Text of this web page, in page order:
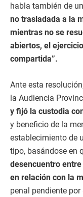
habla también de
no trasladada a la
mientras no se
abiertos, el
compartida”.
Ante esta
la Audiencia
y fijó la custodia
y beneficio de la
establecimiento de
tipo, basándose en
desencuentro
en relación con la
penal pendiente